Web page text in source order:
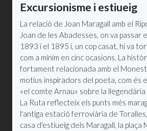
Excursionisme i estiueig
La relació de Joan Maragall amb el
Joan de les Abadesses, on va passar
1893 i el 1895 i, un cop casat, hi va
com a mínim en cinc ocasions. La
fortament relacionada amb el
motius inspiradors del poeta, com és
«el comte Arnau» sobre la
La Ruta reflecteix els punts més
l'antiga estació ferroviària de
casa d'estiueig dels Maragall, la plaça